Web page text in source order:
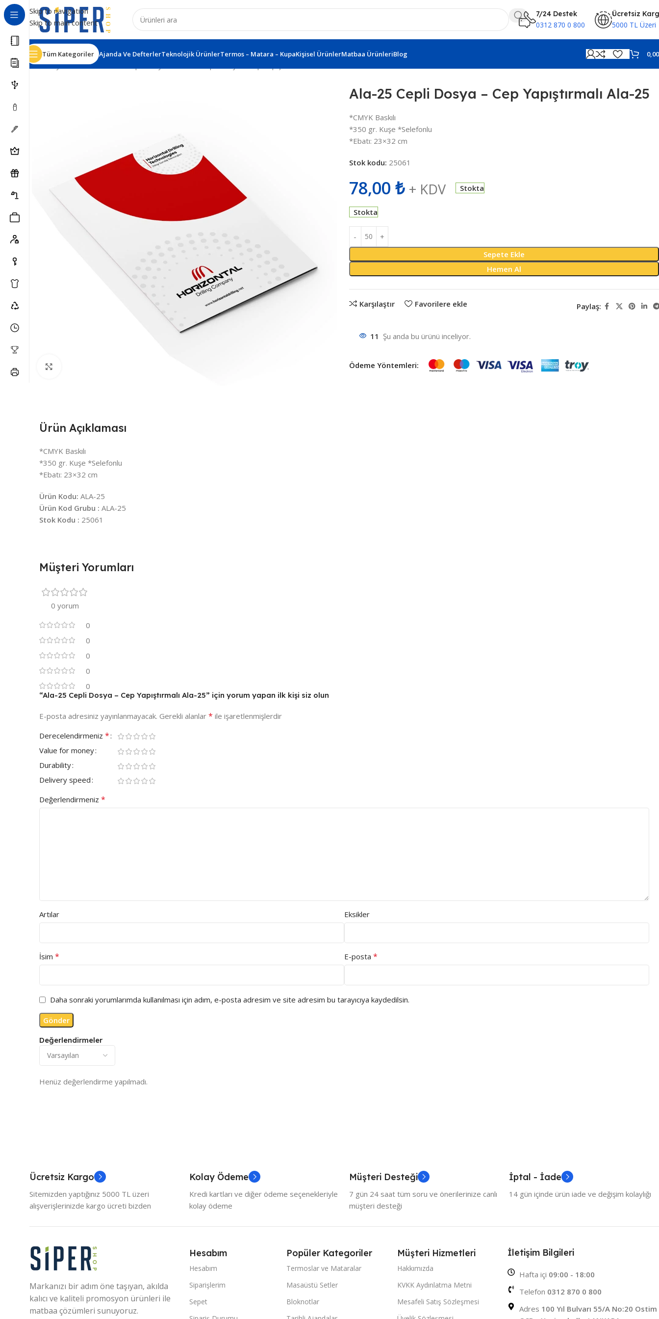
Skip to navigation
Skip to main content
7/24 Destek
0312 870 0 800
Ücretsiz
5000 TL Üzeri
Tüm Kategoriler Ajanda Ve DefterlerTeknolojik ÜrünlerTermos – Matara – KupaKişisel ÜrünlerMatbaa ÜrünleriBlog
Ana Sayfa Matbaa Ürünleri
Ala-25 Cepli Dosya – Cep Yapıştırmalı Ala-25
*CMYK Baskılı
*350 gr. Kuşe *Selefonlu
*Ebatı: 23×32 cm
Stok kodu: 25061
78,00 ₺ + KDV Stokta
Stokta
Sepete Ekle
Hemen Al
Karşılaştır Favorilere ekle Paylaş:
11 Şu anda bu ürünü inceliyor.
Ödeme Yöntemleri:
Ürün Açıklaması
*CMYK Baskılı
*350 gr. Kuşe *Selefonlu
*Ebatı: 23×32 cm
Ürün Kodu: ALA-25
Ürün Kod Grubu : ALA-25
Stok Kodu : 25061
Müşteri Yorumları
0 yorum
0
0
0
0
0
Değerlendirmeler
Henüz değerlendirme yapılmadı.
“Ala-25 Cepli Dosya – Cep Yapıştırmalı Ala-25” için yorum yapan ilk kişi siz olun
E-posta adresiniz yayınlanmayacak. Gerekli alanlar * ile işaretlenmişlerdir
Derecelendirmeniz *
Value for money
Durability
Delivery speed
Değerlendirmeniz *
Artılar Eksikler
İsim * E-posta *
Daha sonraki yorumlarımda kullanılması için adım, e-posta adresim ve site adresim bu tarayıcıya kaydedilsin.
Ücretsiz Kargo
Sitemizden yaptığınız 5000 TL üzeri
alışverişlerinizde kargo ücreti bizden
Kolay Ödeme
Kredi kartları ve diğer ödeme seçenekleriyle
kolay ödeme
Müşteri Desteği
7 gün 24 saat tüm soru ve önerilerinize canlı
müşteri desteği
İptal - İade
14 gün içinde ürün iade ve değişim kolaylığı
Markanızı bir adım öne taşıyan, akılda
kalıcı ve kaliteli promosyon ürünleri ile
matbaa çözümleri sunuyoruz.
Hesabım
Hesabım
Siparişlerim
Sepet
Popüler Kategoriler
Termoslar ve Mataralar
Masaüstü Setler
Bloknotlar
Müşteri Hizmetleri
Hakkımızda
KVKK Aydınlatma Metni
Mesafeli Satış Sözleşmesi
İletişim Bilgileri
Hafta içi 09:00 - 18:00
Telefon 0312 870 0 800
Adres 100 Yıl Bulvarı 55/A No:20 Ostim